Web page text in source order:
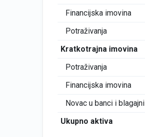
Financijska imovina
Potraživanja
Kratkotrajna imovina
Potraživanja
Financijska imovina
Novac u banci i blagajni
Ukupno aktiva